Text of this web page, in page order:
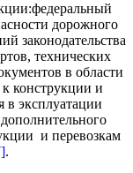
дорожного
законодательства
технических
в области
к конструкции и
в эксплуатации
и перевозкам
.